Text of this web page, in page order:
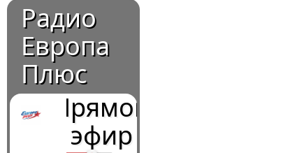
Радио
Европа
Плюс
Прямой
эфир